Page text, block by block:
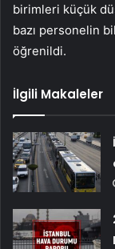
birimleri küçük
bazı personelin
öğrenildi.
İlgili Makaleler